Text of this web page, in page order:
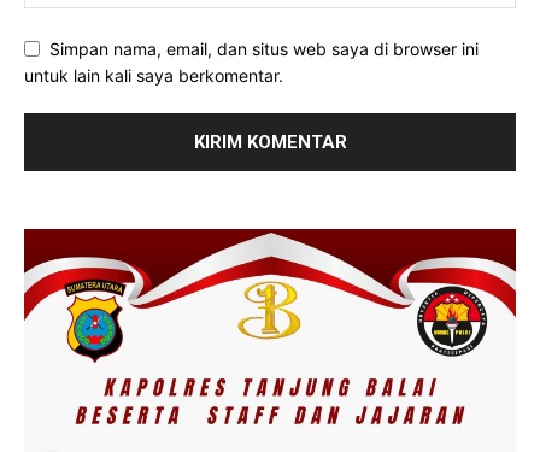
Simpan nama, email, dan situs web saya di browser ini
untuk lain kali saya berkomentar.